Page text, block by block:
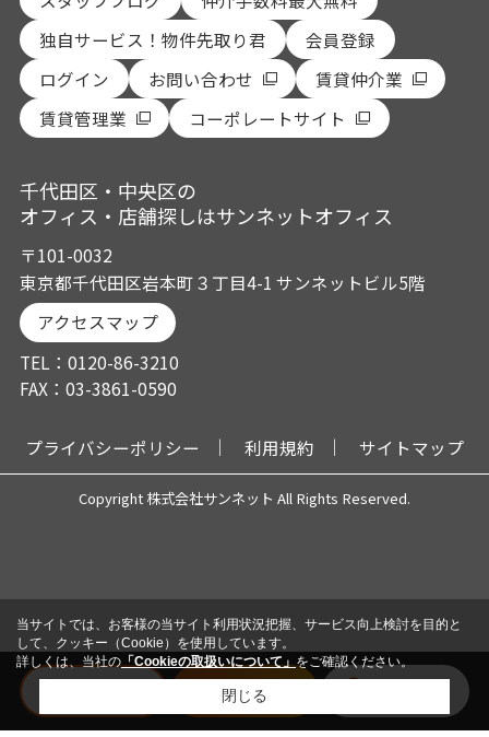
独自サービス！物件先取り君
会員登録
ログイン
お問い合わせ
賃貸仲介業
賃貸管理業
コーポレートサイト
千代田区・中央区の
オフィス・店舗探しはサンネットオフィス
〒101-0032
東京都千代田区岩本町３丁目4-1 サンネットビル5階
アクセスマップ
TEL：0120-86-3210
FAX：03-3861-0590
プライバシーポリシー 利用規約 サイトマップ
Copyright 株式会社サンネット All Rights Reserved.
メール
当サイトでは、お客様の当サイト利用状況把握、サービス向上検討を目的と
して、クッキー（Cookie）を使用しています。
詳しくは、当社の「Cookieの取扱いについて」をご確認ください。
閉じる